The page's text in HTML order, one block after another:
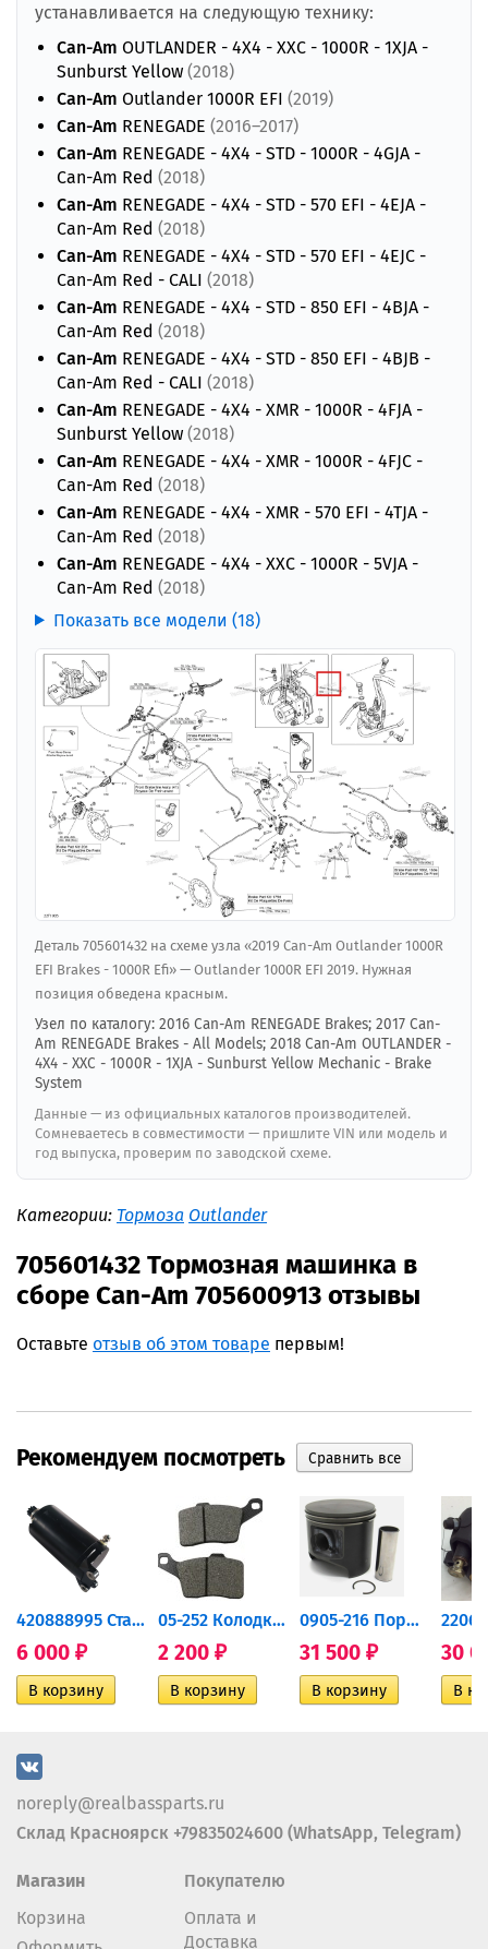
устанавливается на следующую технику:
Can-Am OUTLANDER - 4X4 - XXC - 1000R - 1XJA -
Sunburst Yellow (2018)
Can-Am Outlander 1000R EFI (2019)
Can-Am RENEGADE (2016–2017)
Can-Am RENEGADE - 4X4 - STD - 1000R - 4GJA -
Can-Am Red (2018)
Can-Am RENEGADE - 4X4 - STD - 570 EFI - 4EJA -
Can-Am Red (2018)
Can-Am RENEGADE - 4X4 - STD - 570 EFI - 4EJC -
Can-Am Red - CALI (2018)
Can-Am RENEGADE - 4X4 - STD - 850 EFI - 4BJA -
Can-Am Red (2018)
Can-Am RENEGADE - 4X4 - STD - 850 EFI - 4BJB -
Can-Am Red - CALI (2018)
Can-Am RENEGADE - 4X4 - XMR - 1000R - 4FJA -
Sunburst Yellow (2018)
Can-Am RENEGADE - 4X4 - XMR - 1000R - 4FJC -
Can-Am Red (2018)
Can-Am RENEGADE - 4X4 - XMR - 570 EFI - 4TJA -
Can-Am Red (2018)
Can-Am RENEGADE - 4X4 - XXC - 1000R - 5VJA -
Can-Am Red (2018)
Показать все модели (18)
Деталь 705601432 на схеме узла «2019 Can-Am Outlander 1000R
EFI Brakes - 1000R Efi» — Outlander 1000R EFI 2019. Нужная
позиция обведена красным.
Узел по каталогу: 2016 Can-Am RENEGADE Brakes; 2017 Can-
Am RENEGADE Brakes - All Models; 2018 Can-Am OUTLANDER -
4X4 - XXC - 1000R - 1XJA - Sunburst Yellow Mechanic - Brake
System
Данные — из официальных каталогов производителей.
Сомневаетесь в совместимости — пришлите VIN или модель и
год выпуска, проверим по заводской схеме.
Категории: Тормоза Outlander
705601432 Тормозная машинка в
сборе Can-Am 705600913 отзывы
Оставьте отзыв об этом товаре первым!
Рекомендуем посмотреть
420888995 Стартер для...
6 000 ₽
05-252 Колодки тормозные...
2 200 ₽
0905-216 Поршень Arctic Cat...
31 500 ₽ 30
noreply@realbassparts.ru
Склад Красноярск +79835024600 (WhatsApp, Telegram)
Магазин
Корзина
Покупателю
Оплата и
Доставка